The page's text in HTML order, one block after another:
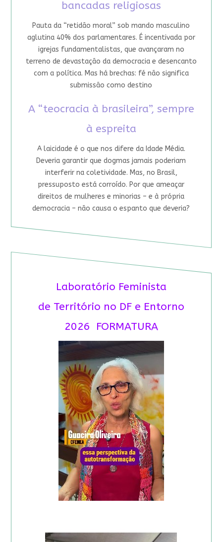
bancadas religiosas
Pauta da “retidão moral” sob mando masculino
aglutina 40% dos parlamentares. É incentivada por
igrejas fundamentalistas, que avançaram no
terreno de devastação da democracia e desencanto
com a política. Mas há brechas: fé não significa
submissão como destino
A “teocracia à brasileira”, sempre
à espreita
A laicidade é o que nos difere da Idade Média.
Deveria garantir que dogmas jamais poderiam
interferir na coletividade. Mas, no Brasil,
pressuposto está corroído. Por que ameaçar
direitos de mulheres e minorias – e à própria
democracia – não causa o espanto que deveria?
Laboratório Feminista
de Território no DF e Entorno
2026 FORMATURA